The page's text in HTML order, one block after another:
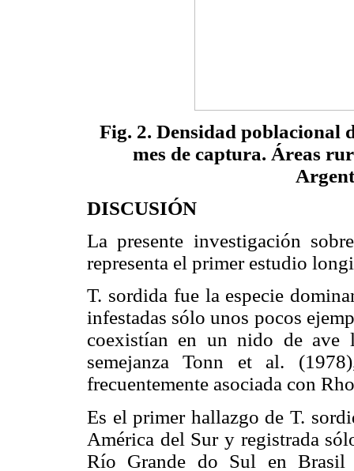
Fig. 2. Densidad poblacional
mes de captura. Áreas
DISCUSIÓN
La presente investigación
representa el primer estudio
T. sordida fue la especie
infestadas sólo unos pocos
coexistían en un nido de ave
semejanza Tonn et al.
frecuentemente asociada con
Es el primer hallazgo de T.
América del Sur y registrada
Río Grande do Sul en